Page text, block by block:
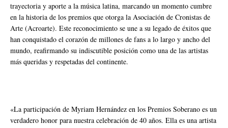
trayectoria y aporte a la música latina, marcando un momento cumbre
en la historia de los premios que otorga la Asociación de Cronistas de
Arte (Acroarte). Este reconocimiento se une a su legado de éxitos que
han conquistado el corazón de millones de fans a lo largo y ancho del
mundo, reafirmando su indiscutible posición como una de las artistas
más queridas y respetadas del continente.
«La participación de Myriam Hernández en los Premios Soberano es un
verdadero honor para nuestra celebración de 40 años. Ella es una artista